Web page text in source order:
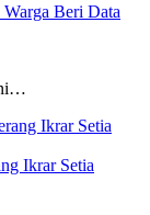
Beri Data
Ikrar Setia